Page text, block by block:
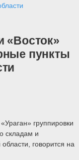
«Восток»
пункты
группировки
складам и
говорится на